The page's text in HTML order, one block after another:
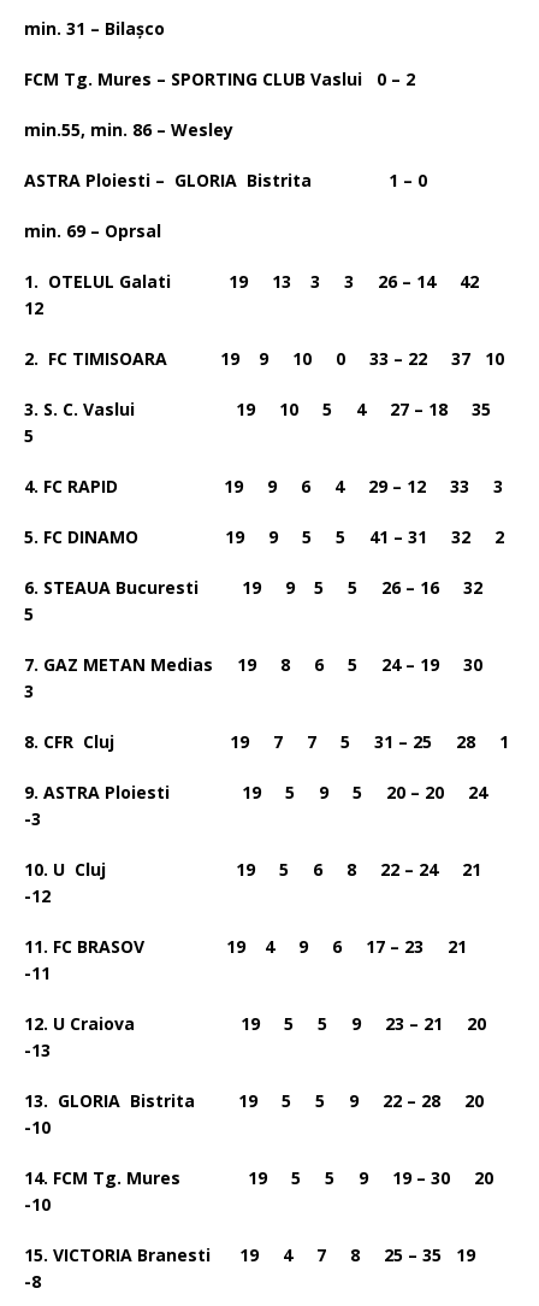
min. 31 – Bilaşco
FCM Tg. Mures – SPORTING CLUB Vaslui 0 – 2
min.55, min. 86 – Wesley
ASTRA Ploiesti – GLORIA Bistrita 1 – 0
min. 69 – Oprsal
1. OTELUL Galati 19 13 3 3 26 – 14 42
12
2. FC TIMISOARA 19 9 10 0 33 – 22 37 10
3. S. C. Vaslui 19 10 5 4 27 – 18 35
5
4. FC RAPID 19 9 6 4 29 – 12 33 3
5. FC DINAMO 19 9 5 5 41 – 31 32 2
6. STEAUA Bucuresti 19 9 5 5 26 – 16 32
5
7. GAZ METAN Medias 19 8 6 5 24 – 19 30
3
8. CFR Cluj 19 7 7 5 31 – 25 28 1
9. ASTRA Ploiesti 19 5 9 5 20 – 20 24
-3
10. U Cluj 19 5 6 8 22 – 24 21
-12
11. FC BRASOV 19 4 9 6 17 – 23 21
-11
12. U Craiova 19 5 5 9 23 – 21 20
-13
13. GLORIA Bistrita 19 5 5 9 22 – 28 20
-10
14. FCM Tg. Mures 19 5 5 9 19 – 30 20
-10
15. VICTORIA Branesti 19 4 7 8 25 – 35 19
-8